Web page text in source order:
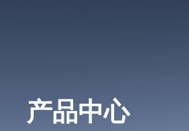
产品中心